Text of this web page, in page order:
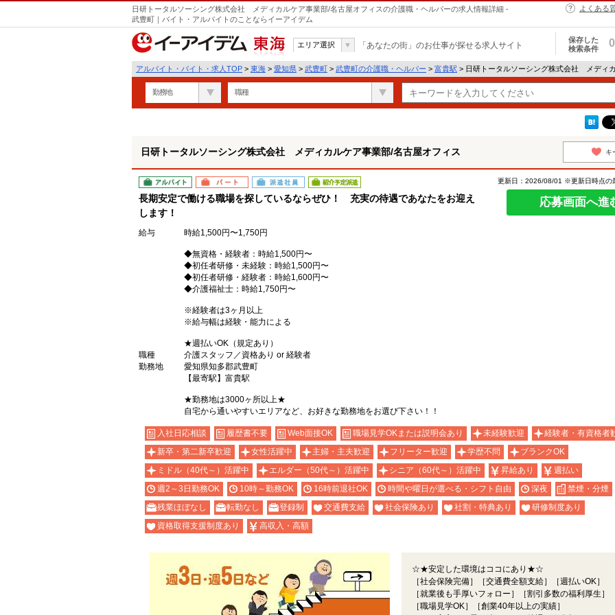
日研トータルソーシング株式会社 メディカルケア事業部/名古屋オフィスの介護職・ヘルパーの求人情報詳細 -
武豊町｜バイト・アルバイトのことならイーアイデム
よくある
東海
エリア選択 「あなたの街」のお仕事が探せる求人サイト
保存した
検索条件
0
アルバイト・バイト・求人TOP > 東海 > 愛知県 > 武豊町 > 武豊町の介護職・ヘルパー > 富貴駅 > 日研トータルソーシング株式会社 メディ
勤務地 職種
遣
日研トータルソーシング株式会社 メディカルケア事業部/名古屋オフィス キ
アルバイト パート 派遣社員 紹介予定派遣
長期安定で働ける職場を探しているならぜひ！ 充実の待遇であなたをお迎え
します！
更新日：2026/08/01 ※更新日時点の
応募画面へ進
給与 時給1,500円〜1,750円
◆無資格・経験者：時給1,500円〜
◆初任者研修・未経験：時給1,500円〜
◆初任者研修・経験者：時給1,600円〜
◆介護福祉士：時給1,750円〜
※経験者は3ヶ月以上
※給与幅は経験・能力による
★週払いOK（規定あり）
職種
介護スタッフ／資格あり or 経験者
勤務地
愛知県知多郡武豊町
【最寄駅】富貴駅
★勤務地は3000ヶ所以上★
自宅から通いやすいエリアなど、お好きな勤務地をお選び下さい！！
入社日応相談 履歴書不要 Web面接OK 職場見学OKまたは説明会あり 未経験歓迎
経験者・有資格者
新卒・第二新卒歓迎
女性活躍中 主婦・主夫歓迎 フリーター歓迎 学歴不問
ブランクOK
ミドル（40代～）活躍中
エルダー（50代～）活躍中 シニア（60代～）活躍中 昇給あり
週払い
週2～3日勤務OK
10時～勤務OK 16時前退社OK 時間や曜日が選べる・シフト自由 深夜
禁煙・分煙
残業ほぼなし
転勤なし 登録制 交通費支給 社会保険あり 社割・特典あり
研修制度あり
資格取得支援制度あり
高収入・高額
☆★安定した環境はココにあり★☆
［社会保険完備］［交通費全額支給］［週払いOK］
［就業後も手厚いフォロー］［割引多数の福利厚生］
［職場見学OK］［創業40年以上の実績］